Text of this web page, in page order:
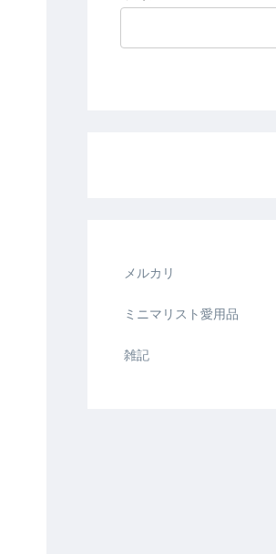
メルカリ
ミニマリスト愛用品
雑記